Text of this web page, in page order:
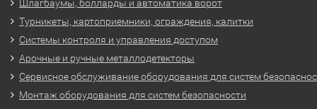
Шлагбаумы, болларды и автоматика ворот
Турникеты, картоприемники, ограждения, калитки
Системы контроля и управления доступом
Арочные и ручные металлодетекторы
Сервисное обслуживание оборудования для систем
Монтаж оборудования для систем безопасности